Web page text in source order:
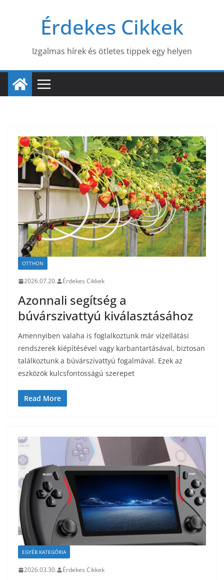
Érdekes Cikkek
Izgalmas hírek és ötletes tippek egy helyen
OTTHON
2026.07.20. Érdekes Cikkek
Azonnali segítség a
búvárszivattyú kiválasztásához
Amennyiben valaha is foglalkoztunk már vízellátási
rendszerek kiépítésével vagy karbantartásával, biztosan
találkoztunk a búvárszivattyú fogalmával. Ezek az
eszközök kulcsfontosságú szerepet
Read More
EGYÉB KATEGÓRIA
2026.03.30. Érdekes Cikkek